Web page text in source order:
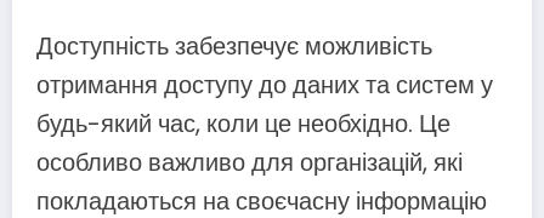
Доступність забезпечує можливість
отримання доступу до даних та систем у
будь-який час, коли це необхідно. Це
особливо важливо для організацій, які
покладаються на своєчасну інформацію